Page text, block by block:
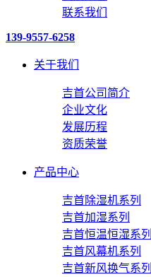
联系我们
139-9557-6258
关于我们
吉首公司简介
企业文化
发展历程
资质荣誉
产品中心
吉首除湿机系列
吉首加湿系列
吉首恒温恒湿系列
吉首风幕机系列
吉首新风换气系列